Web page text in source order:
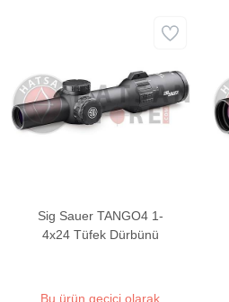
Sig Sauer TANGO4 1-
4x24 Tüfek Dürbünü
Bu ürün geçici olarak